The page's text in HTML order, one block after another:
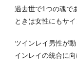
過去世で1つの魂で
ときは女性にもサイ
ツインレイ男性が
インレイの統合に